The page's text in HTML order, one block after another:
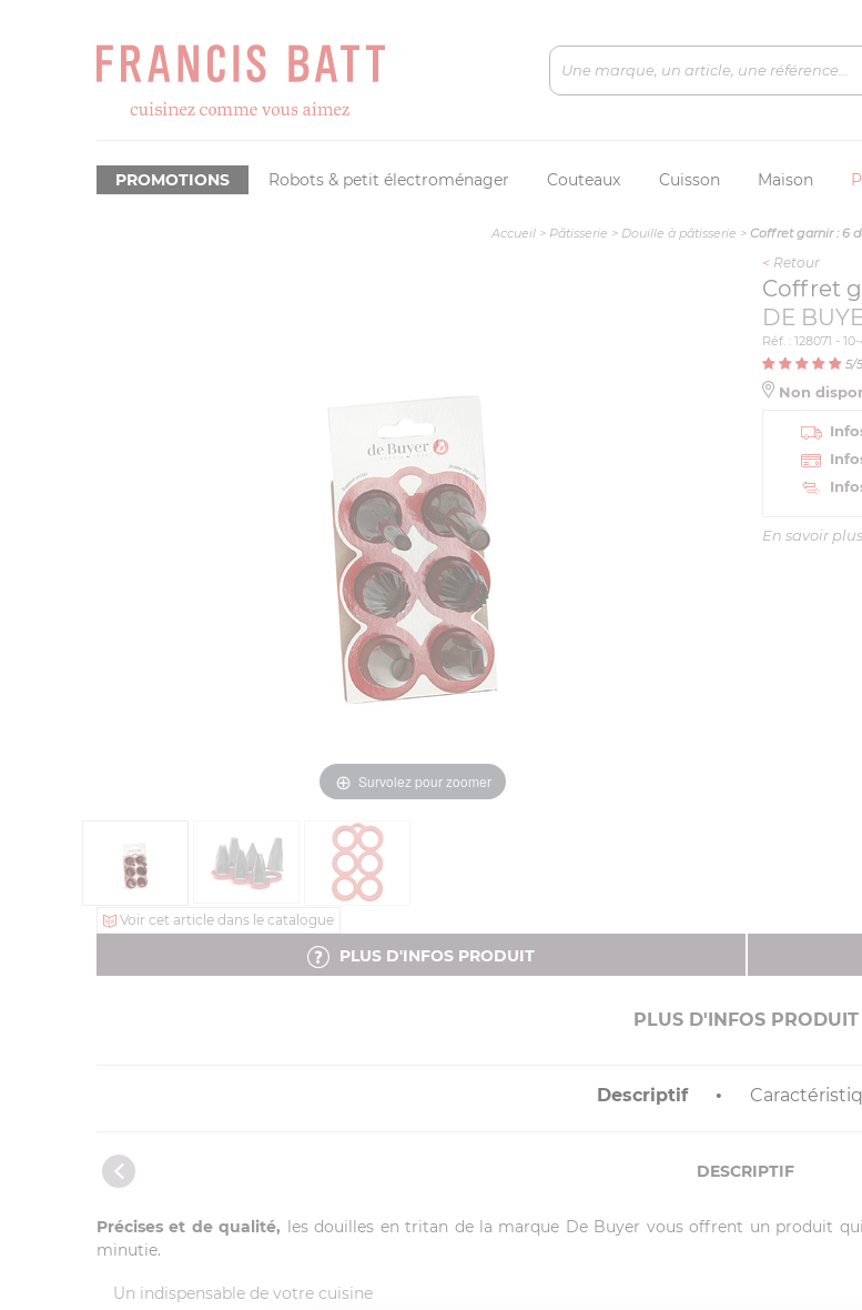
Robots & petit électroménager Couteaux Cuisson Maison
PROMOTIONS
Accueil > Pâtisserie > Douille à pâtisserie > Coffret garnir : 6
Survolez pour zoomer
Voir cet article dans le catalogue
< Retour
Coffret
DE
Réf. : 128071 -
5/
Non
En savoir
PLUS D'INFOS PRODUIT
PLUS D'INFOS PRODUIT
Descriptif
DESCRIPTIF
Précises et de qualité, les douilles en tritan de la marque De Buyer vous offrent un produit
minutie.
Un indispensable de votre cuisine